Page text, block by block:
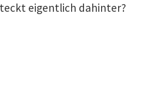
eigentlich dahinter?